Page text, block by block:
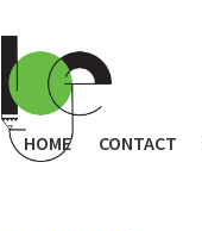
HOME CONTACT